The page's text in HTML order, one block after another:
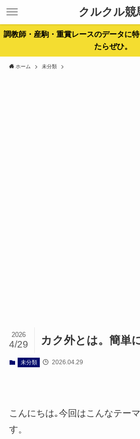
クルクル競
調教師・産駒・重賞レースのデータに
たらぜひ。
ホーム 未分類
カク外とは。簡単
2026
4/29
未分類 2026.04.29
こんにちは｡今回はこんなテー
す。